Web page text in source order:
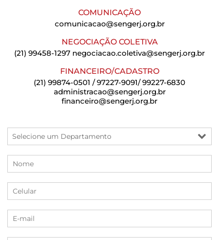
COMUNICAÇÃO
comunicacao@sengerj.org.br
NEGOCIAÇÃO COLETIVA
(21) 99458-1297 negociacao.coletiva@sengerj.org.br
FINANCEIRO/CADASTRO
(21) 99874-0501 / 97227-9091/ 99227-6830
administracao@sengerj.org.br
financeiro@sengerj.org.br